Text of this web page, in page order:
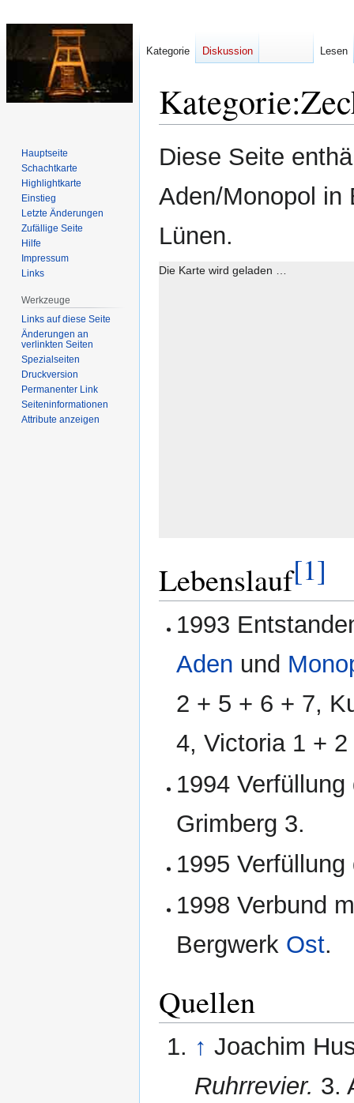
Kategorie:
Zur
Navigation
Zur
Suche
Diese Seite
Aden/Monopol in
Lünen.
Die Karte wird geladen …
Lebenslauf[1]
1993
Aden und
2 + 5 + 6 + 7,
4, Victoria 1 +
1994
Grimberg 3.
1995
1998 Verbund
Bergwerk Ost.
Quellen
↑ Joachim
Ruhrrevier. 3.
Kategorie Diskussion Lesen
Hauptseite
Schachtkarte
Highlightkarte
Einstieg
Letzte Änderungen
Zufällige Seite
Hilfe
Impressum
Links
Werkzeuge
Links auf diese Seite
Änderungen an
verlinkten Seiten
Spezialseiten
Druckversion
Permanenter Link
Seiten­­informationen
Attribute anzeigen